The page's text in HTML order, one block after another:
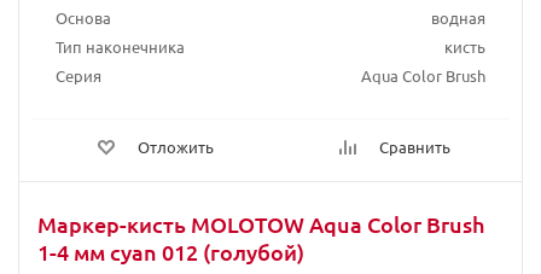
Основа
водная
Тип наконечника
кисть
Серия
Aqua Color Brush
Отложить Сравнить
Маркер-кисть MOLOTOW Aqua Color Brush
1-4 мм cyan 012 (голубой)